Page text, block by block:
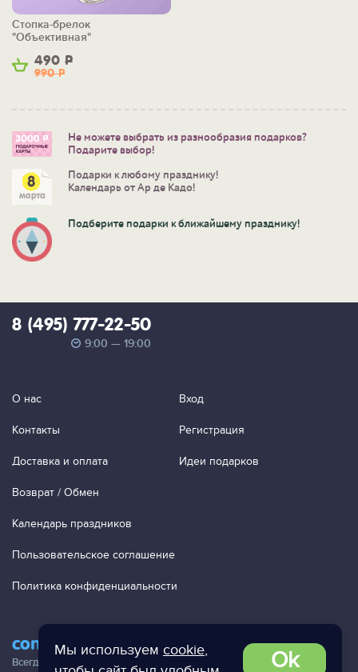
Мы используем cookie,
Ok
490 Р
990Р
Стопка-брелок
"Объективная"
Не можете выбрать из разнообразия подарков?
Подарите выбор!
Подарки к любому празднику!
Календарь от Ар де Кадо!
Подберите подарки к ближайшему празднику!
contact@ac-studio.ru
Всегда отвечаем на ваши письма!
8 (495) 777-22-50
9:00 — 19:00
О нас
Контакты
Доставка и оплата
Возврат / Обмен
Календарь праздников
Пользовательское соглашение
Политика конфиденциальности
Вход
Регистрация
Идеи подарков